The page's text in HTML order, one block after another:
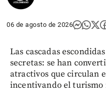
06 de agosto de 2026
Las cascadas
secretas: se han
atractivos que circulan
incentivando el turismo